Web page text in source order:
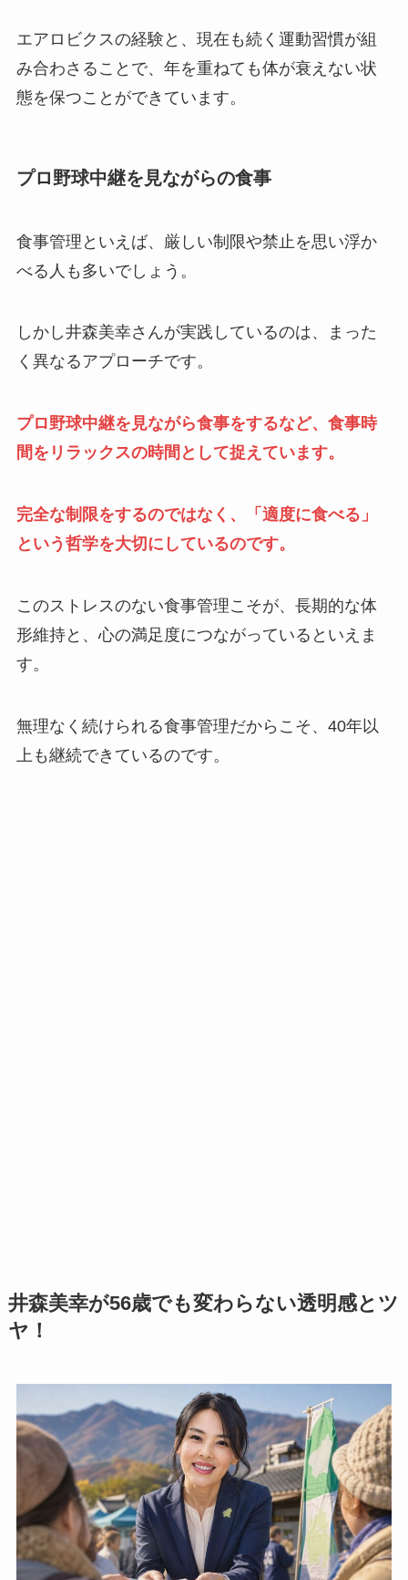
エアロビクスの経験と、現在も続く運動習慣が組
み合わさることで、年を重ねても体が衰えない状
態を保つことができています。
プロ野球中継を見ながらの食事
食事管理といえば、厳しい制限や禁止を思い浮か
べる人も多いでしょう。
しかし井森美幸さんが実践しているのは、まった
く異なるアプローチです。
プロ野球中継を見ながら食事をするなど、食事時
間をリラックスの時間として捉えています。
完全な制限をするのではなく、「適度に食べる」
という哲学を大切にしているのです。
このストレスのない食事管理こそが、長期的な体
形維持と、心の満足度につながっているといえま
す。
無理なく続けられる食事管理だからこそ、40年以
上も継続できているのです。
井森美幸が56歳でも変わらない透明感とツ
ヤ！